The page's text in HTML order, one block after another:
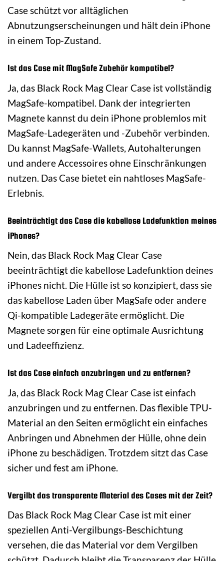
Case schützt vor alltäglichen
Abnutzungserscheinungen und hält dein iPhone
in einem Top-Zustand.
Ist das Case mit MagSafe Zubehör kompatibel?
Ja, das Black Rock Mag Clear Case ist vollständig
MagSafe-kompatibel. Dank der integrierten
Magnete kannst du dein iPhone problemlos mit
MagSafe-Ladegeräten und -Zubehör verbinden.
Du kannst MagSafe-Wallets, Autohalterungen
und andere Accessoires ohne Einschränkungen
nutzen. Das Case bietet ein nahtloses MagSafe-
Erlebnis.
Beeinträchtigt das Case die kabellose Ladefunktion meines
iPhones?
Nein, das Black Rock Mag Clear Case
beeinträchtigt die kabellose Ladefunktion deines
iPhones nicht. Die Hülle ist so konzipiert, dass sie
das kabellose Laden über MagSafe oder andere
Qi-kompatible Ladegeräte ermöglicht. Die
Magnete sorgen für eine optimale Ausrichtung
und Ladeeffizienz.
Ist das Case einfach anzubringen und zu entfernen?
Ja, das Black Rock Mag Clear Case ist einfach
anzubringen und zu entfernen. Das flexible TPU-
Material an den Seiten ermöglicht ein einfaches
Anbringen und Abnehmen der Hülle, ohne dein
iPhone zu beschädigen. Trotzdem sitzt das Case
sicher und fest am iPhone.
Vergilbt das transparente Material des Cases mit der Zeit?
Das Black Rock Mag Clear Case ist mit einer
speziellen Anti-Vergilbungs-Beschichtung
versehen, die das Material vor dem Vergilben